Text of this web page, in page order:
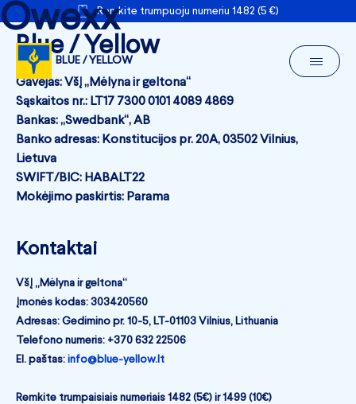
Remkite trumpuoju numeriu 1482 (5 €)
BLUE / YELLOW
Owexx
Blue / Yellow
Gavėjas: VšĮ „Mėlyna ir geltona“
Sąskaitos nr.: LT17 7300 0101 4089 4869
Bankas: „Swedbank“, AB
Banko adresas: Konstitucijos pr. 20A, 03502 Vilnius,
Lietuva
SWIFT/BIC: HABALT22
Mokėjimo paskirtis: Parama
Kontaktai
VšĮ „Mėlyna ir geltona“
Įmonės kodas: 303420560
Adresas: Gedimino pr. 10-5, LT-01103 Vilnius, Lithuania
Telefono numeris: +370 632 22506
El. paštas: info@blue-yellow.lt
Remkite trumpaisiais numeriais 1482 (5€) ir 1499 (10€)